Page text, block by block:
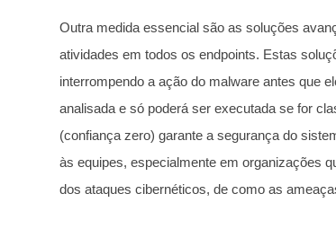
Outra medida essencial são as soluções
atividades em todos os endpoints. Estas
interrompendo a ação do malware antes que
analisada e só poderá ser executada se for
(confiança zero) garante a segurança do
às equipes, especialmente em organizações
dos ataques cibernéticos, de como as